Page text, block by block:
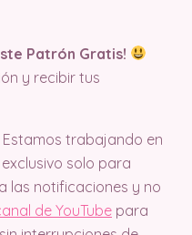
Patrón Gratis!
y recibir tus
Estamos trabajando en
solo para
las notificaciones y no
de YouTube para